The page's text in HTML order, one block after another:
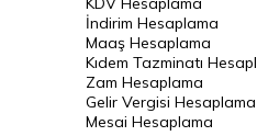
Serbest Piyasa Döviz Kurları
Merkez Bankası Döviz Kurları
İndirim Hesaplama
Maaş Hesaplama
Kıdem Tazminatı
Zam Hesaplama
Gelir Vergisi Hesaplama
Mesai Hesaplama